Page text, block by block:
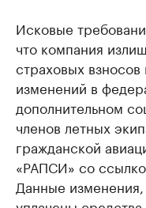
Исковые
что компания
страховых взносов
изменений в
дополнительном
членов летных
гражданской
«РАПСИ» со
Данные